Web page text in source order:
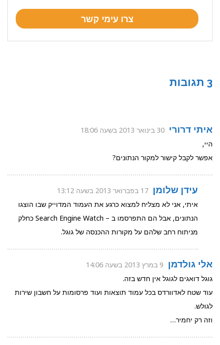
3 תגובות
איתי דרורי 30 בינואר 2013 בשעה 18:06
היי,
אפשר לקבל קישור למקור הנתונים?
עידן שלומן 17 בפברואר 2013 בשעה 13:12
איתי, אני לא מצליח למצוא כרגע את העמוד המדוייק שבו הוצגו
הנתונים, אבל הם התפרסמו ב – Search Engine Watch כחלק
מניתוח רחב שלהם על מקורות ההכנסה של גוגל.
אלי גולדמן 9 במרץ 2013 בשעה 14:06
גוגל דואגים לגוגל אין חדש בזה.
עוד שטח לאדוורדס בכל עמוד תוצאות ועוד פרסומות על חשבון שירות
לגולש.
וזה רק יחמיר…